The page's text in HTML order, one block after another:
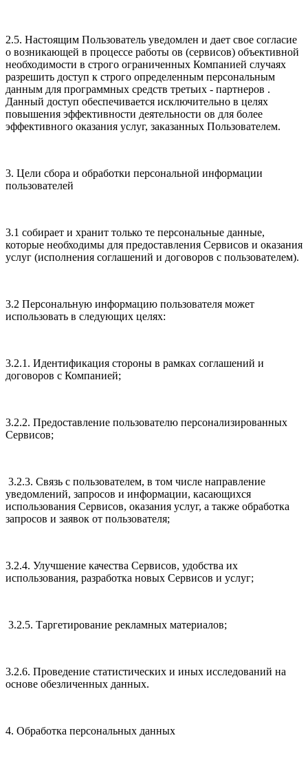
2.5. Настоящим Пользователь уведомлен и дает свое согласие
о возникающей в процессе работы ов (сервисов) объективной
необходимости в строго ограниченных Компанией случаях
разрешить доступ к строго определенным персональным
данным для программных средств третьих - партнеров .
Данный доступ обеспечивается исключительно в целях
повышения эффективности деятельности ов для более
эффективного оказания услуг, заказанных Пользователем.
3. Цели сбора и обработки персональной информации
пользователей
3.1 собирает и хранит только те персональные данные,
которые необходимы для предоставления Сервисов и оказания
услуг (исполнения соглашений и договоров с пользователем).
3.2 Персональную информацию пользователя может
использовать в следующих целях:
3.2.1. Идентификация стороны в рамках соглашений и
договоров с Компанией;
3.2.2. Предоставление пользователю персонализированных
Сервисов;
3.2.3. Связь с пользователем, в том числе направление
уведомлений, запросов и информации, касающихся
использования Сервисов, оказания услуг, а также обработка
запросов и заявок от пользователя;
3.2.4. Улучшение качества Сервисов, удобства их
использования, разработка новых Сервисов и услуг;
3.2.5. Таргетирование рекламных материалов;
3.2.6. Проведение статистических и иных исследований на
основе обезличенных данных.
4. Обработка персональных данных